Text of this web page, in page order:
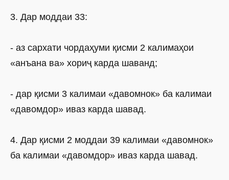
3. Дар моддаи 33:
- аз сархати чордаҳуми қисми 2 калимаҳои
«анъана ва» хориҷ карда шаванд;
- дар қисми 3 калимаи «давомнок» ба калимаи
«давомдор» иваз карда шавад.
4. Дар қисми 2 моддаи 39 калимаи «давомнок»
ба калимаи «давомдор» иваз карда шавад.